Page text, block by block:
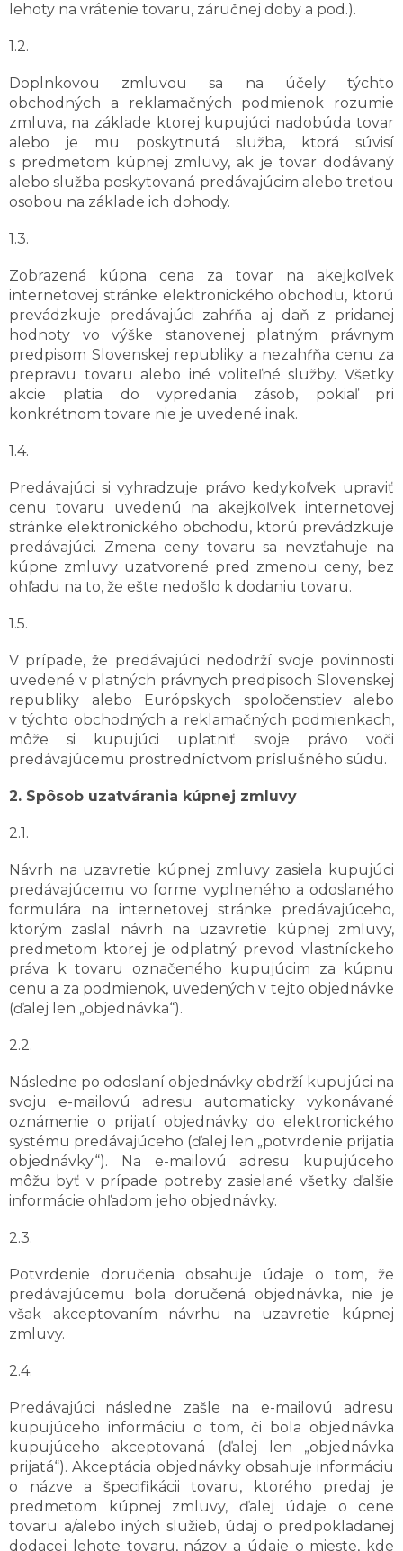
lehoty na vrátenie tovaru, záručnej doby a pod.).
1.2.
Doplnkovou zmluvou sa na účely týchto
obchodných a reklamačných podmienok rozumie
zmluva, na základe ktorej kupujúci nadobúda tovar
alebo je mu poskytnutá služba, ktorá súvisí
s predmetom kúpnej zmluvy, ak je tovar dodávaný
alebo služba poskytovaná predávajúcim alebo treťou
osobou na základe ich dohody.
1.3.
Zobrazená kúpna cena za tovar na akejkoľvek
internetovej stránke elektronického obchodu, ktorú
prevádzkuje predávajúci zahŕňa aj daň z pridanej
hodnoty vo výške stanovenej platným právnym
predpisom Slovenskej republiky a nezahŕňa cenu za
prepravu tovaru alebo iné voliteľné služby. Všetky
akcie platia do vypredania zásob, pokiaľ pri
konkrétnom tovare nie je uvedené inak.
1.4.
Predávajúci si vyhradzuje právo kedykoľvek upraviť
cenu tovaru uvedenú na akejkoľvek internetovej
stránke elektronického obchodu, ktorú prevádzkuje
predávajúci. Zmena ceny tovaru sa nevzťahuje na
kúpne zmluvy uzatvorené pred zmenou ceny, bez
ohľadu na to, že ešte nedošlo k dodaniu tovaru.
1.5.
V prípade, že predávajúci nedodrží svoje povinnosti
uvedené v platných právnych predpisoch Slovenskej
republiky alebo Európskych spoločenstiev alebo
v týchto obchodných a reklamačných podmienkach,
môže si kupujúci uplatniť svoje právo voči
predávajúcemu prostredníctvom príslušného súdu.
2. Spôsob uzatvárania kúpnej zmluvy
2.1.
Návrh na uzavretie kúpnej zmluvy zasiela kupujúci
predávajúcemu vo forme vyplneného a odoslaného
formulára na internetovej stránke predávajúceho,
ktorým zaslal návrh na uzavretie kúpnej zmluvy,
predmetom ktorej je odplatný prevod vlastníckeho
práva k tovaru označeného kupujúcim za kúpnu
cenu a za podmienok, uvedených v tejto objednávke
(ďalej len „objednávka“).
2.2.
Následne po odoslaní objednávky obdrží kupujúci na
svoju e-mailovú adresu automaticky vykonávané
oznámenie o prijatí objednávky do elektronického
systému predávajúceho (ďalej len „potvrdenie prijatia
objednávky“). Na e-mailovú adresu kupujúceho
môžu byť v prípade potreby zasielané všetky ďalšie
informácie ohľadom jeho objednávky.
2.3.
Potvrdenie doručenia obsahuje údaje o tom, že
predávajúcemu bola doručená objednávka, nie je
však akceptovaním návrhu na uzavretie kúpnej
zmluvy.
2.4.
Predávajúci následne zašle na e-mailovú adresu
kupujúceho informáciu o tom, či bola objednávka
kupujúceho akceptovaná (ďalej len „objednávka
prijatá“). Akceptácia objednávky obsahuje informáciu
o názve a špecifikácii tovaru, ktorého predaj je
predmetom kúpnej zmluvy, ďalej údaje o cene
tovaru a/alebo iných služieb, údaj o predpokladanej
dodacej lehote tovaru, názov a údaje o mieste, kde